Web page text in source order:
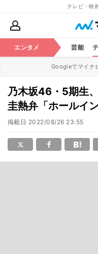
テレビ・映
エンタメ 芸能
Googleでマイナ
乃木坂46・5期生
圭熱弁「ホールイ
掲載日 2022/08/26 23:55